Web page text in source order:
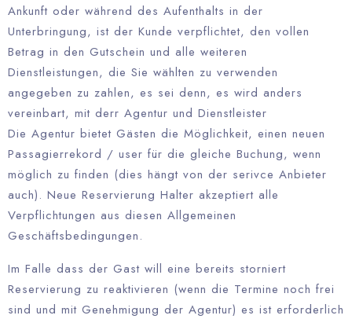
Ankunft oder während des Aufenthalts in der
Unterbringung, ist der Kunde verpflichtet, den vollen
Betrag in den Gutschein und alle weiteren
Dienstleistungen, die Sie wählten zu verwenden
angegeben zu zahlen, es sei denn, es wird anders
vereinbart, mit derr Agentur und Dienstleister
Die Agentur bietet Gästen die Möglichkeit, einen neuen
Passagierrekord / user für die gleiche Buchung, wenn
möglich zu finden (dies hängt von der serivce Anbieter
auch). Neue Reservierung Halter akzeptiert alle
Verpflichtungen aus diesen Allgemeinen
Geschäftsbedingungen.
Im Falle dass der Gast will eine bereits storniert
Reservierung zu reaktivieren (wenn die Termine noch frei
sind und mit Genehmigung der Agentur) es ist erforderlich